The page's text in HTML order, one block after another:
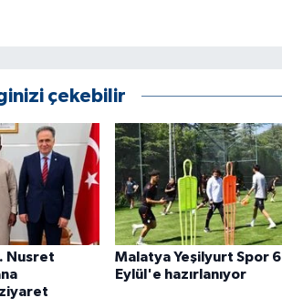
çekebilir
Nusret
Malatya Yeşilyurt Spor 6
Eylül'e hazırlanıyor